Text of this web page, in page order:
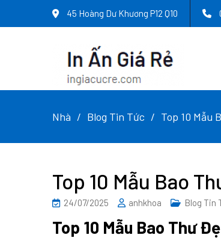
45 Hoàng Dư Khương P12 Q10
Nhà Blog Tin Tức Top 10 Mẫu
Top 10 Mẫu Bao
24/07/2025 anhkhoa Blog Tin
Top 10 Mẫu Bao Thư